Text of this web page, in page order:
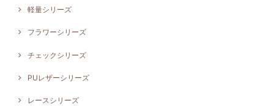
軽量シリーズ
フラワーシリーズ
チェックシリーズ
PUレザーシリーズ
レースシリーズ